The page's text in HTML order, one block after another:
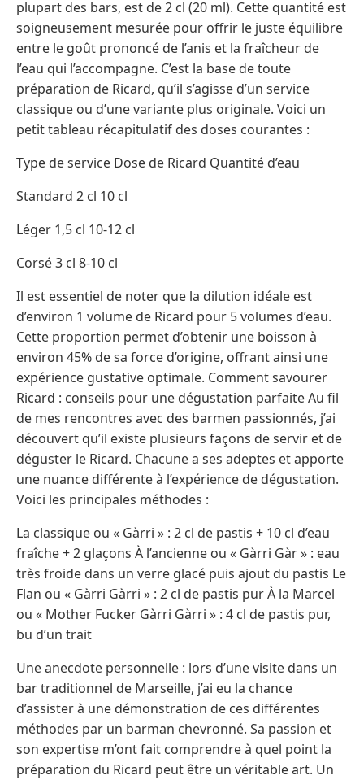
plupart des bars, est de 2 cl (20 ml). Cette quantité est
soigneusement mesurée pour offrir le juste équilibre
entre le goût prononcé de l’anis et la fraîcheur de
l’eau qui l’accompagne. C’est la base de toute
préparation de Ricard, qu’il s’agisse d’un service
classique ou d’une variante plus originale. Voici un
petit tableau récapitulatif des doses courantes :
Type de service Dose de Ricard Quantité d’eau
Standard 2 cl 10 cl
Léger 1,5 cl 10-12 cl
Corsé 3 cl 8-10 cl
Il est essentiel de noter que la dilution idéale est
d’environ 1 volume de Ricard pour 5 volumes d’eau.
Cette proportion permet d’obtenir une boisson à
environ 45% de sa force d’origine, offrant ainsi une
expérience gustative optimale. Comment savourer
Ricard : conseils pour une dégustation parfaite Au fil
de mes rencontres avec des barmen passionnés, j’ai
découvert qu’il existe plusieurs façons de servir et de
déguster le Ricard. Chacune a ses adeptes et apporte
une nuance différente à l’expérience de dégustation.
Voici les principales méthodes :
La classique ou « Gàrri » : 2 cl de pastis + 10 cl d’eau
fraîche + 2 glaçons À l’ancienne ou « Gàrri Gàr » : eau
très froide dans un verre glacé puis ajout du pastis Le
Flan ou « Gàrri Gàrri » : 2 cl de pastis pur À la Marcel
ou « Mother Fucker Gàrri Gàrri » : 4 cl de pastis pur,
bu d’un trait
Une anecdote personnelle : lors d’une visite dans un
bar traditionnel de Marseille, j’ai eu la chance
d’assister à une démonstration de ces différentes
méthodes par un barman chevronné. Sa passion et
son expertise m’ont fait comprendre à quel point la
préparation du Ricard peut être un véritable art. Un